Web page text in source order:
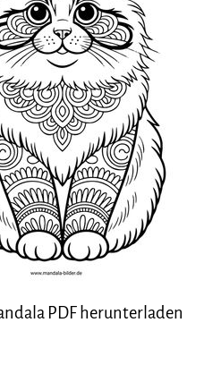
PDF herunterladen